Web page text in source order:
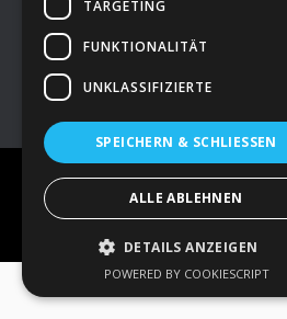
→Kontakt zum PAO Team
COPYRIGHT © 2026 ·
FRAMEWORK·
TARGETING
FUNKTIONALITÄT
UNKLASSIFIZIERTE
SPEICHERN & SCHLIESSEN
ALLE ABLEHNEN
DETAILS ANZEIGEN
POWERED BY COOKIESCRIPT